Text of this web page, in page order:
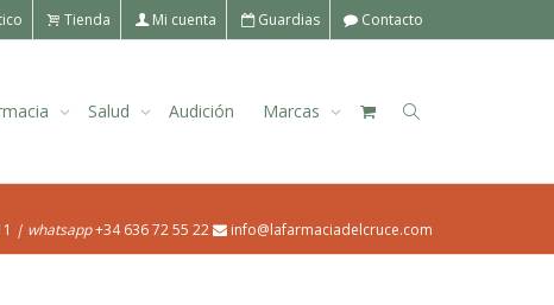
Tienda Mi cuenta Guardias Contacto
Salud Audición Marcas
| whatsapp+34 636 72 55 22 info@lafarmaciadelcruce.com